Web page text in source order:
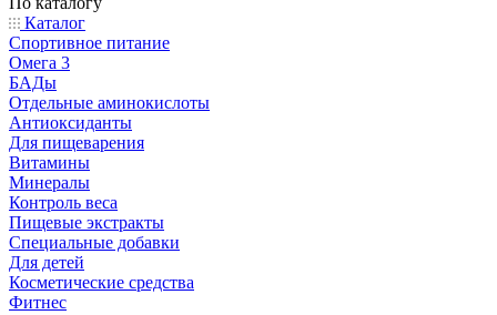
Каталог
Спортивное питание
Омега 3
БАДы
Отдельные аминокислоты
Антиоксиданты
Для пищеварения
Витамины
Минералы
Контроль веса
Пищевые экстракты
Специальные добавки
Для детей
Косметические средства
Фитнес